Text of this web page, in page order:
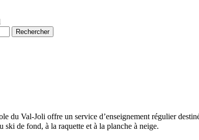
du Val-Joli offre un service d’enseignement régulier
de fond, à la raquette et à la planche à neige.